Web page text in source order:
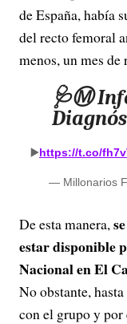
de España, había
del recto femoral
menos, un mes de
🩺Ⓜ️
▶️https://t.co/
— Millonarios
De esta manera,
estar disponible
Nacional en El
No obstante,
con el grupo y por